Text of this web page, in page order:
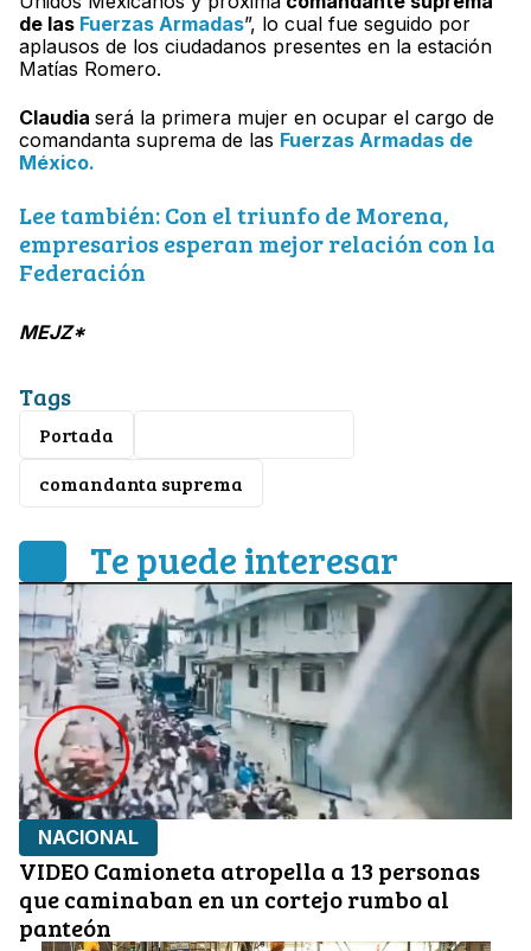
de las Fuerzas Armadas”, lo cual fue seguido por
aplausos de los ciudadanos presentes en la estación
Matías Romero.
Claudia será la primera mujer en ocupar el cargo de
comandanta suprema de las Fuerzas Armadas de
México.
Lee también: Con el triunfo de Morena,
empresarios esperan mejor relación con la
Federación
MEJZ*
Tags
Portada
comandanta suprema
Te puede interesar
NACIONAL
VIDEO Camioneta atropella a 13 personas
que caminaban en un cortejo rumbo al
panteón